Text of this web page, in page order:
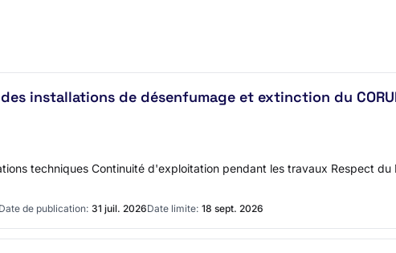
installations de désenfumage et extinction du
techniques Continuité d'exploitation pendant les travaux Respect
Date de publication: 31 juil. 2026Date limite: 18 sept. 2026